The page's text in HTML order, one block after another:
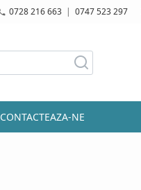
0728 216 663| 0747 523 297
CONTACTEAZA-NE